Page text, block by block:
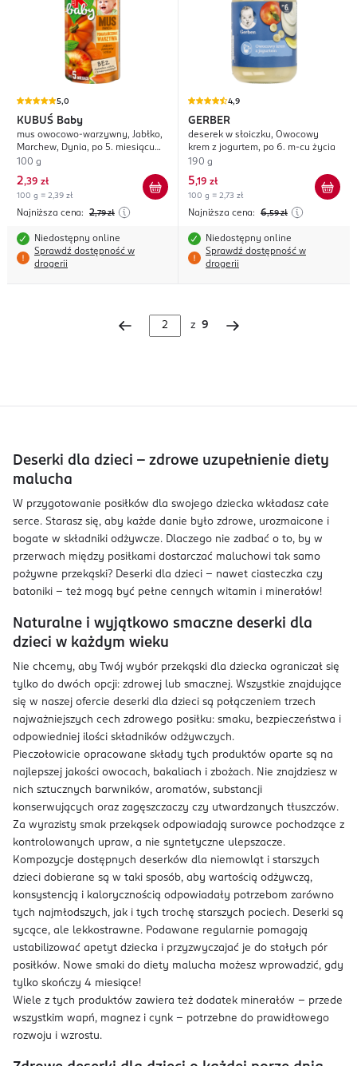
5,0
KUBUŚ Baby
mus owocowo-warzywny, Jabłko,
Marchew, Dynia, po 5. miesiącu
życia
100 g
2,39 zł
100 g = 2,39 zł
Najniższa cena: 2,79 zł
Niedostępny online
Sprawdź dostępność w
drogerii
4,9
GERBER
deserek w słoiczku, Owocowy
krem z jogurtem, po 6. m-cu życia
190 g
5,19 zł
100 g = 2,73 zł
Najniższa cena: 6,59 zł
Niedostępny online
Sprawdź dostępność w
drogerii
z 9
Deserki dla dzieci – zdrowe uzupełnienie diety
malucha
W przygotowanie posiłków dla swojego dziecka wkładasz całe
serce. Starasz się, aby każde danie było zdrowe, urozmaicone i
bogate w składniki odżywcze. Dlaczego nie zadbać o to, by w
przerwach między posiłkami dostarczać maluchowi tak samo
pożywne przekąski? Deserki dla dzieci – nawet ciasteczka czy
batoniki – też mogą być pełne cennych witamin i minerałów!
Naturalne i wyjątkowo smaczne deserki dla
dzieci w każdym wieku
Nie chcemy, aby Twój wybór przekąski dla dziecka ograniczał się
tylko do dwóch opcji: zdrowej lub smacznej. Wszystkie znajdujące
się w naszej ofercie deserki dla dzieci są połączeniem trzech
najważniejszych cech zdrowego posiłku: smaku, bezpieczeństwa i
odpowiedniej ilości składników odżywczych.
Pieczołowicie opracowane składy tych produktów oparte są na
najlepszej jakości owocach, bakaliach i zbożach. Nie znajdziesz w
nich sztucznych barwników, aromatów, substancji
konserwujących oraz zagęszczaczy czy utwardzanych tłuszczów.
Za wyrazisty smak przekąsek odpowiadają surowce pochodzące z
kontrolowanych upraw, a nie syntetyczne ulepszacze.
Kompozycje dostępnych deserków dla niemowląt i starszych
dzieci dobierane są w taki sposób, aby wartością odżywczą,
konsystencją i kalorycznością odpowiadały potrzebom zarówno
tych najmłodszych, jak i tych trochę starszych pociech. Deserki są
sycące, ale lekkostrawne. Podawane regularnie pomagają
ustabilizować apetyt dziecka i przyzwyczajać je do stałych pór
posiłków. Nowe smaki do diety malucha możesz wprowadzić, gdy
tylko skończy 4 miesiące!
Wiele z tych produktów zawiera też dodatek minerałów – przede
wszystkim wapń, magnez i cynk – potrzebne do prawidłowego
rozwoju i wzrostu.